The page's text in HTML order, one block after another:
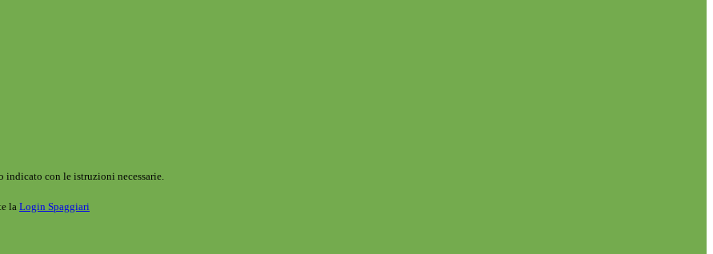
con le istruzioni necessarie.
la Login Spaggiari